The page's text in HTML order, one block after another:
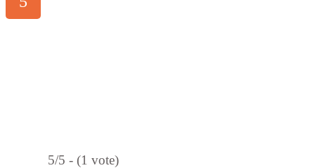
5/5 - (1 vote)